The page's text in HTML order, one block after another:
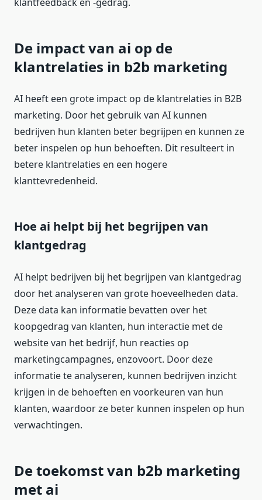
De impact van ai op de
klantrelaties in b2b marketing
AI heeft een grote impact op de klantrelaties in B2B
marketing. Door het gebruik van AI kunnen
bedrijven hun klanten beter begrijpen en kunnen ze
beter inspelen op hun behoeften. Dit resulteert in
betere klantrelaties en een hogere
klanttevredenheid.
Hoe ai helpt bij het begrijpen van
klantgedrag
AI helpt bedrijven bij het begrijpen van klantgedrag
door het analyseren van grote hoeveelheden data.
Deze data kan informatie bevatten over het
koopgedrag van klanten, hun interactie met de
website van het bedrijf, hun reacties op
marketingcampagnes, enzovoort. Door deze
informatie te analyseren, kunnen bedrijven inzicht
krijgen in de behoeften en voorkeuren van hun
klanten, waardoor ze beter kunnen inspelen op hun
verwachtingen.
De toekomst van b2b marketing
met ai